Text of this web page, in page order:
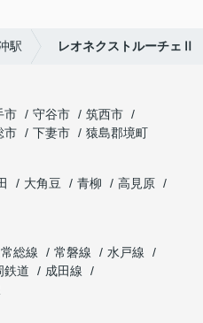
駅 レオネクストルーチェⅡ
市 守谷市
筑西市
市 下妻市
猿島郡境町
大角豆 青柳
高見原
総線 常磐線
水戸線
鉄道
成田線